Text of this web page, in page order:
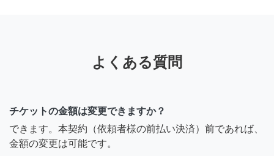
よくある質問
チケットの金額は変更できますか？
できます。本契約（依頼者様の前払い決済）前であれば、
金額の変更は可能です。